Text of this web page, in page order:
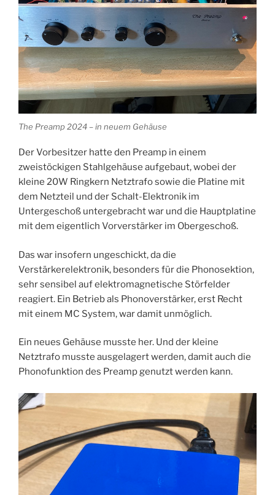
The Preamp 2024 – in neuem Gehäuse
Der Vorbesitzer hatte den Preamp in einem
zweistöckigen Stahlgehäuse aufgebaut, wobei der
kleine 20W Ringkern Netztrafo sowie die Platine mit
dem Netzteil und der Schalt-Elektronik im
Untergeschoß untergebracht war und die Hauptplatine
mit dem eigentlich Vorverstärker im Obergeschoß.
Das war insofern ungeschickt, da die
Verstärkerelektronik, besonders für die Phonosektion,
sehr sensibel auf elektromagnetische Störfelder
reagiert. Ein Betrieb als Phonoverstärker, erst Recht
mit einem MC System, war damit unmöglich.
Ein neues Gehäuse musste her. Und der kleine
Netztrafo musste ausgelagert werden, damit auch die
Phonofunktion des Preamp genutzt werden kann.